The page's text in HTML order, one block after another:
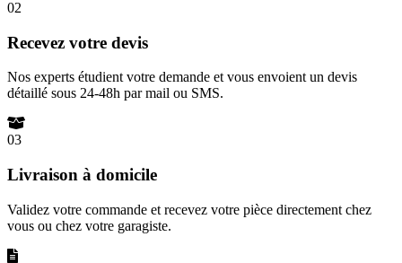
02
Recevez votre devis
Nos experts étudient votre demande et vous envoient un devis
détaillé sous 24-48h par mail ou SMS.
03
Livraison à domicile
Validez votre commande et recevez votre pièce directement chez
vous ou chez votre garagiste.